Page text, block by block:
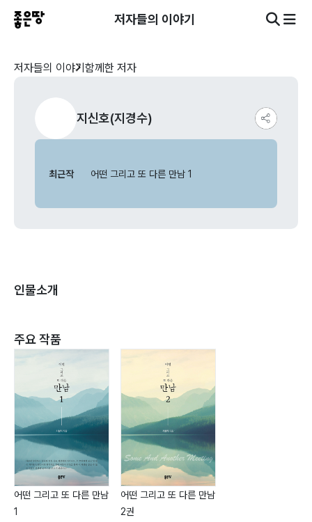
저자들의 이야기
저자들의 이야기 함께한 저자
지신호(지경수)
최근작 어떤 그리고 또 다른 만남 1
인물소개
주요 작품
어떤 그리고 또 다른 만남
1
어떤 그리고 또 다른 만남
2권